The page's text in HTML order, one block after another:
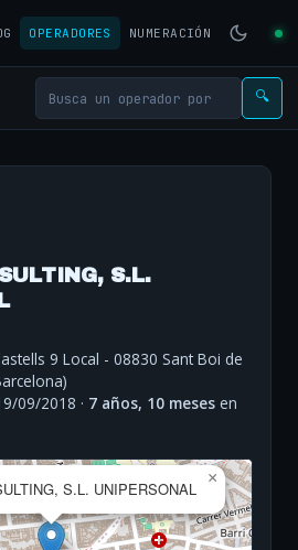
OPERADORES NUMERACIÓN
🔍
S.L.
9 Local - 08830 Sant Boi de
09/2018 · 7 años, 10 meses en
S.L. UNIPERSONAL
×